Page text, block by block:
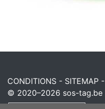
CONDITIONS - SITEMAP -
© 2020–2026 sos-tag.be